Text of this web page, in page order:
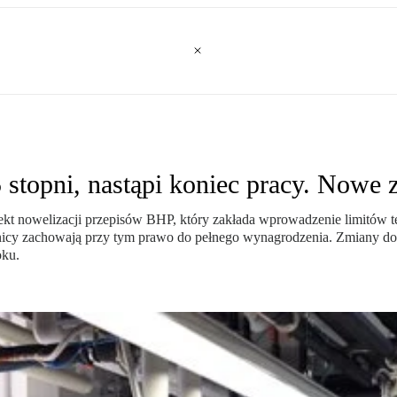
nastąpi koniec pracy. Nowe
nowelizacji przepisów BHP, który zakłada wprowadzenie limitów
zachowają przy tym prawo do pełnego wynagrodzenia. Zmiany